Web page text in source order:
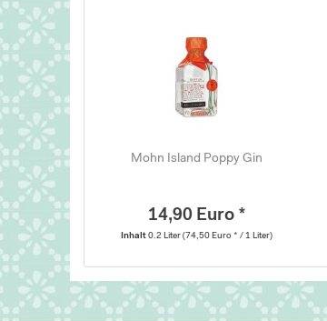
Mohn Island Poppy Gin
14,90 Euro *
Inhalt0.2 Liter(74,50 Euro * / 1 Liter)